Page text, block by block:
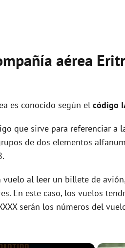
aérea
es conocido según el código
que sirve para referenciar a
de dos elementos
al leer un billete de
En este caso, los vuelos
serán los números del